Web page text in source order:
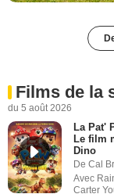
Films de la
du 5 août 2026
La Pat'
Le film
Dino
De Cal
Avec
Carter